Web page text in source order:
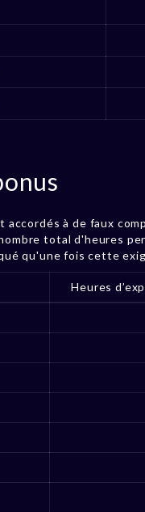
accordés à de faux
total d'heures
qu'une fois cette
Heures